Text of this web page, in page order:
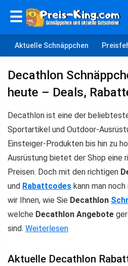
☰
Aktuelle Schnäppchen
Decathlon
heute – Deals,
Decathlon ist eine der
Sportartikel und Outdoor-
Einsteiger-Produkten bis hin zu
Ausrüstung bietet der Shop eine
Preisen. Doch mit den richtigen
und Rabattcodes kann man
wir Ihnen, wie Sie Decathlon
welche Decathlon Angebote
sind. Weiterlesen
Aktuelle Decathlon